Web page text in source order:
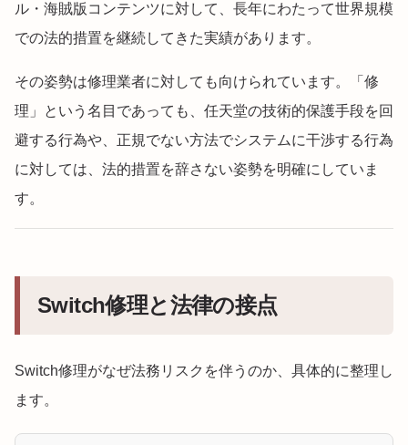
ル・海賊版コンテンツに対して、長年にわたって世界規模
での法的措置を継続してきた実績があります。
その姿勢は修理業者に対しても向けられています。「修
理」という名目であっても、任天堂の技術的保護手段を回
避する行為や、正規でない方法でシステムに干渉する行為
に対しては、法的措置を辞さない姿勢を明確にしていま
す。
Switch修理と法律の接点
Switch修理がなぜ法務リスクを伴うのか、具体的に整理し
ます。